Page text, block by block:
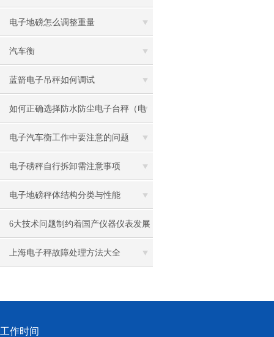
电子地磅怎么调整重量
汽车衡
蓝箭电子吊秤如何调试
如何正确选择防水防尘电子台秤（电
子磅秤）
电子汽车衡工作中要注意的问题
电子磅秤自行拆卸需注意事项
电子地磅秤体结构分类与性能
6大技术问题制约着国产仪器仪表发展
上海电子秤故障处理方法大全
工作时间